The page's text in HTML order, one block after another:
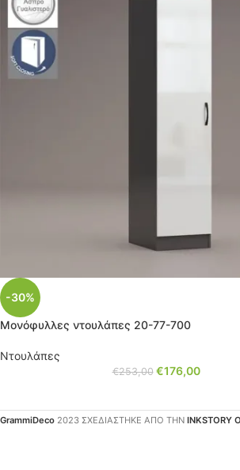
-30%
Μονόφυλλες ντουλάπες 20-77-700
Ντουλάπες
€253,00 €176,00
GrammiDeco 2023 ΣΧΕΔΙΑΣΤΗΚΕ ΑΠΟ ΤΗΝ INKSTORY